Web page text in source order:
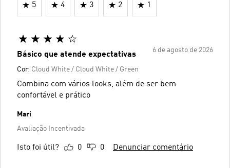
5 4 3 2 1
6 de agosto de 2026
Básico que atende expectativas
Cor: Cloud White / Cloud White / Green
Combina com vários looks, além de ser bem
confortável e prático
Mari
Avaliação Incentivada
Isto foi útil? 0 0 Denunciar comentário